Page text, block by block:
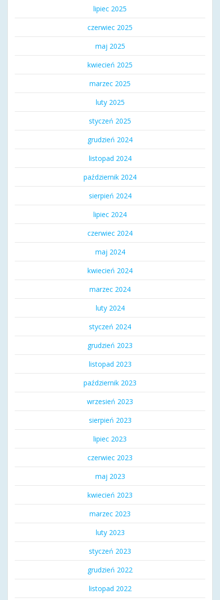
lipiec 2025
czerwiec 2025
maj 2025
kwiecień 2025
marzec 2025
luty 2025
styczeń 2025
grudzień 2024
listopad 2024
październik 2024
sierpień 2024
lipiec 2024
czerwiec 2024
maj 2024
kwiecień 2024
marzec 2024
luty 2024
styczeń 2024
grudzień 2023
listopad 2023
październik 2023
wrzesień 2023
sierpień 2023
lipiec 2023
czerwiec 2023
maj 2023
kwiecień 2023
marzec 2023
luty 2023
styczeń 2023
grudzień 2022
listopad 2022